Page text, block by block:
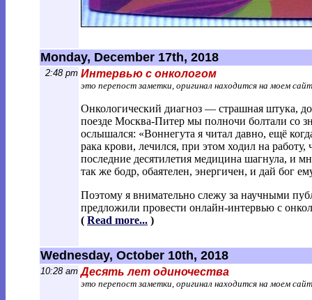
Monday, December 17th, 2018
2:48 pm Интервью с онкологом
это перепост заметки, оригинал находится на моем
Онкологический диагноз — страшная штука,
поезде Москва-Питер мы полночи болтали со
ослышался: «Воннегута я читал давно, ещё
рака крови, лечился, при этом ходил на
последние десятилетия медицина шагнула, и
так же бодр, обаятелен, энергичен, и дай бог
Поэтому я внимательно слежу за научными
предложили провести онлайн-интервью с
( Read more... )
Wednesday, October 10th, 2018
10:28 am Десять лет одиночества
это перепост заметки, оригинал находится на моем